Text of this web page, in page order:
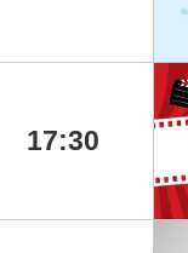
17:30